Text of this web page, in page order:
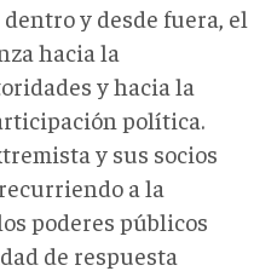
y desde fuera, el
hacia la
y hacia la
política.
y sus socios
a la
poderes públicos
de respuesta